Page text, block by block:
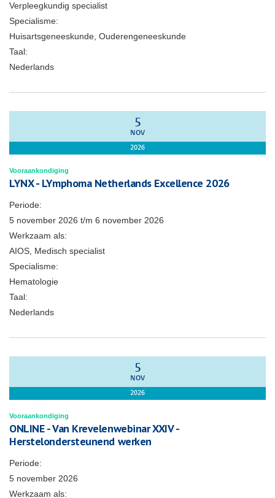
Verpleegkundig specialist
Specialisme:
Huisartsgeneeskunde, Ouderengeneeskunde
Taal:
Nederlands
5
NOV
2026
Vooraankondiging
LYNX - LYmphoma Netherlands Excellence 2026
Periode:
5 november 2026 t/m 6 november 2026
Werkzaam als:
AIOS, Medisch specialist
Specialisme:
Hematologie
Taal:
Nederlands
5
NOV
2026
Vooraankondiging
ONLINE - Van Krevelenwebinar XXIV -
Herstelondersteunend werken
Periode:
5 november 2026
Werkzaam als: